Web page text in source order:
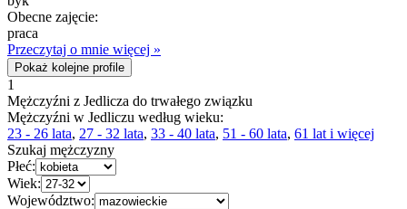
Obecne zajęcie:
praca
Przeczytaj o mnie więcej »
Pokaż kolejne profile
1
Mężczyźni z Jedlicza do trwałego związku
Mężczyźni w Jedliczu według wieku:
23 - 26 lata, 27 - 32 lata, 33 - 40 lata, 51 - 60 lata, 61 lat i więcej
Szukaj mężczyzny
Płeć:
Wiek:
Województwo: